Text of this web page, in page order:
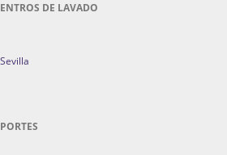
DE LAVADO